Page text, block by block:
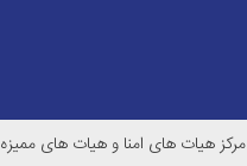
مرکز هیات های امنا و هیات های ممیزه